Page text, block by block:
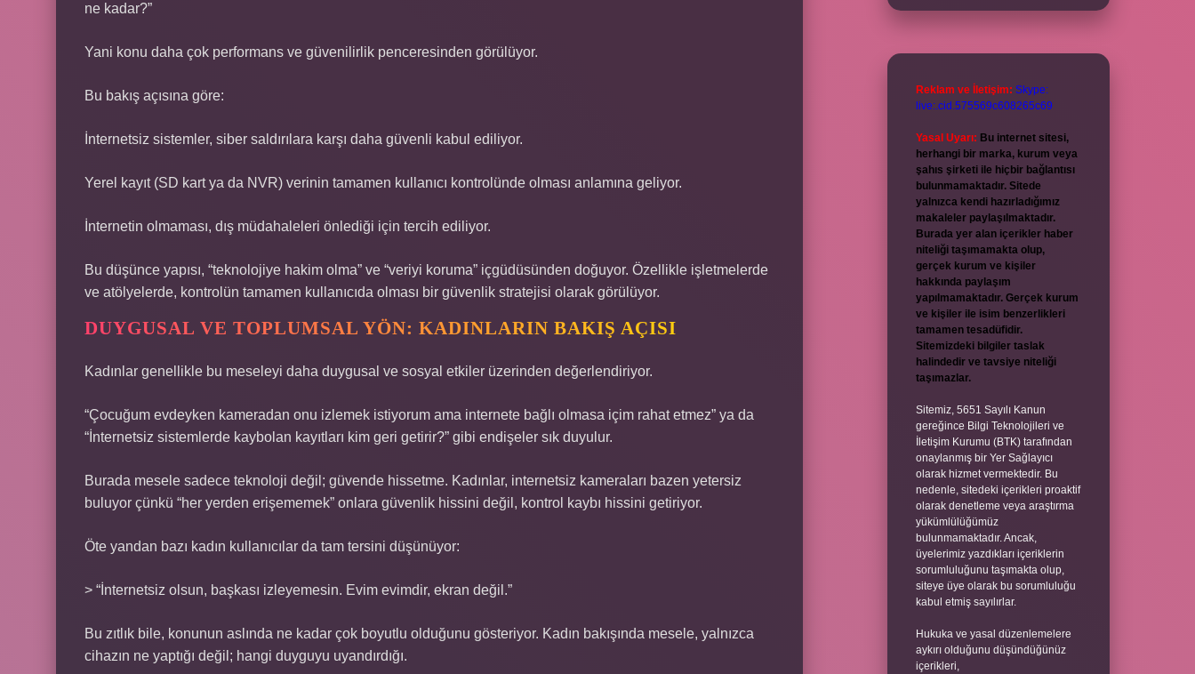
ne kadar?”
Yani konu daha çok performans ve güvenilirlik penceresinden görülüyor.
Bu bakış açısına göre:
İnternetsiz sistemler, siber saldırılara karşı daha güvenli kabul ediliyor.
Yerel kayıt (SD kart ya da NVR) verinin tamamen kullanıcı kontrolünde olması anlamına geliyor.
İnternetin olmaması, dış müdahaleleri önlediği için tercih ediliyor.
Bu düşünce yapısı, “teknolojiye hakim olma” ve “veriyi koruma” içgüdüsünden doğuyor. Özellikle işletmelerde
ve atölyelerde, kontrolün tamamen kullanıcıda olması bir güvenlik stratejisi olarak görülüyor.
DUYGUSAL VE TOPLUMSAL YÖN: KADINLARIN BAKIŞ AÇISI
Kadınlar genellikle bu meseleyi daha duygusal ve sosyal etkiler üzerinden değerlendiriyor.
“Çocuğum evdeyken kameradan onu izlemek istiyorum ama internete bağlı olmasa içim rahat etmez” ya da
“İnternetsiz sistemlerde kaybolan kayıtları kim geri getirir?” gibi endişeler sık duyulur.
Burada mesele sadece teknoloji değil; güvende hissetme. Kadınlar, internetsiz kameraları bazen yetersiz
buluyor çünkü “her yerden erişememek” onlara güvenlik hissini değil, kontrol kaybı hissini getiriyor.
Öte yandan bazı kadın kullanıcılar da tam tersini düşünüyor:
> “İnternetsiz olsun, başkası izleyemesin. Evim evimdir, ekran değil.”
Bu zıtlık bile, konunun aslında ne kadar çok boyutlu olduğunu gösteriyor. Kadın bakışında mesele, yalnızca
cihazın ne yaptığı değil; hangi duyguyu uyandırdığı.
Reklam ve İletişim: Skype:
live:.cid.575569c608265c69
Yasal Uyarı: Bu internet sitesi,
herhangi bir marka, kurum veya
şahıs şirketi ile hiçbir bağlantısı
bulunmamaktadır. Sitede
yalnızca kendi hazırladığımız
makaleler paylaşılmaktadır.
Burada yer alan içerikler haber
niteliği taşımamakta olup,
gerçek kurum ve kişiler
hakkında paylaşım
yapılmamaktadır. Gerçek kurum
ve kişiler ile isim benzerlikleri
tamamen tesadüfidir.
Sitemizdeki bilgiler taslak
halindedir ve tavsiye niteliği
taşımazlar.
Sitemiz, 5651 Sayılı Kanun
gereğince Bilgi Teknolojileri ve
İletişim Kurumu (BTK) tarafından
onaylanmış bir Yer Sağlayıcı
olarak hizmet vermektedir. Bu
nedenle, sitedeki içerikleri proaktif
olarak denetleme veya araştırma
yükümlülüğümüz
bulunmamaktadır. Ancak,
üyelerimiz yazdıkları içeriklerin
sorumluluğunu taşımakta olup,
siteye üye olarak bu sorumluluğu
kabul etmiş sayılırlar.
Hukuka ve yasal düzenlemelere
aykırı olduğunu düşündüğünüz
içerikleri,